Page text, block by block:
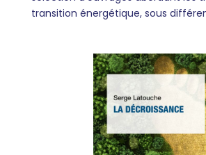
transition énergétique, sous